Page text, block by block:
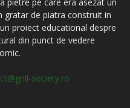
gratar de piatra construit in
proiect educational despre
din punct de vedere
society.ro